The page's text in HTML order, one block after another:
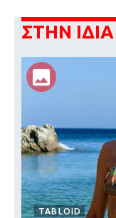
ΣΤΗΝ
TABLOID